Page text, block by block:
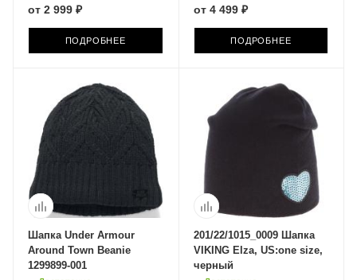
от 2 999 ₽
ПОДРОБНЕЕ
от 4 499 ₽
ПОДРОБНЕЕ
Шапка Under Armour
Around Town Beanie
1299899-001
201/22/1015_0009 Шапка
VIKING Elza, US:one size,
черный